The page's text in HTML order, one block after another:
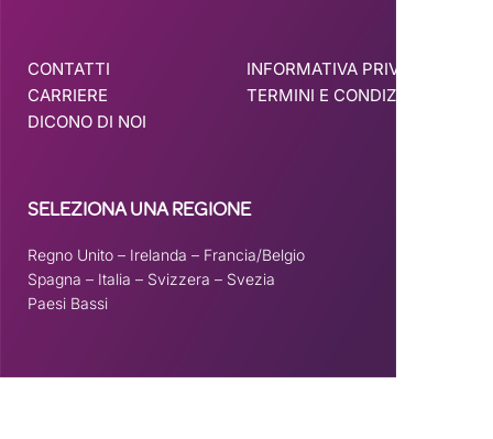
CONTATTI
CARRIERE
DICONO DI NOI
INFORMATIVA PRIVACY
TERMINI E CONDIZIONI
SELEZIONA UNA REGIONE
Regno Unito – Irelanda – Francia/Belgio
Spagna – Italia – Svizzera – Svezia
Paesi Bassi